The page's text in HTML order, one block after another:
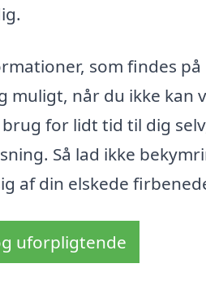
som findes
muligt, når du ikke kan
for lidt tid til dig
Så lad ikke
af din elskede
uforpligtende